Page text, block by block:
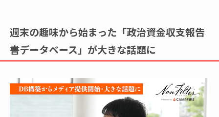
週末の趣味から始まった「政治資金収支報告
書データベース」が大きな話題に